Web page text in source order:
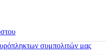
συμπολιτών μας